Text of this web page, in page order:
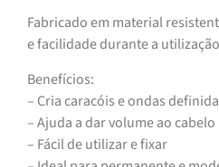
Fabricado em material
e facilidade durante a
Benefícios:
– Cria caracóis e ondas
– Ajuda a dar volume ao cabelo
– Fácil de utilizar e fixar